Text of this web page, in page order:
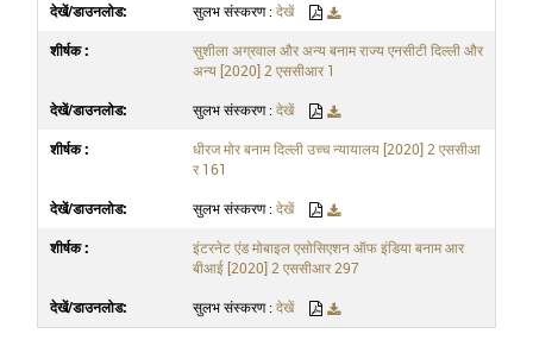
सुलभ संस्करण :देखें
सुशीला अग्रवाल और अन्य बनाम राज्य एनसीटी दिल्ली और
अन्य [2020] 2 एससीआर 1
सुलभ संस्करण : देखें
धीरज मोर बनाम दिल्ली उच्च न्यायालय [2020] 2 एससीआ
र 161
सुलभ संस्करण :देखें
इंटरनेट एंड मोबाइल एसोसिएशन ऑफ इंडिया बनाम आर
बीआई [2020] 2 एससीआर 297
सुलभ संस्करण : देखें